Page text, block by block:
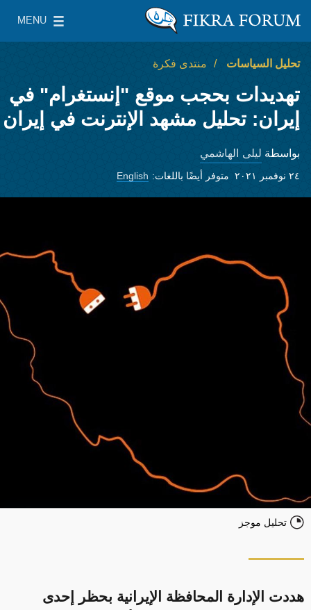
معهد واشنطن لسياسات الشرق الأدنى
MENU
Main Menu
تحليل السياسات منتدى فكرة
تهديدات بحجب موقع "إنستغرام" في
إيران: تحليل مشهد الإنترنت في إيران
بواسطة ليلى الهاشمي
٢٤ نوفمبر ٢٠٢١ متوفر أيضًا باللغات: English
تحليل موجز
هددت الإدارة المحافظة الإيرانية بحظر إحدى